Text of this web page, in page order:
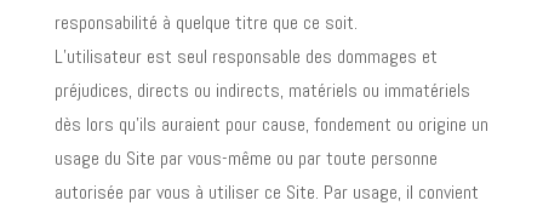
responsabilité à quelque titre que ce soit.
L’utilisateur est seul responsable des dommages et
préjudices, directs ou indirects, matériels ou immatériels
dès lors qu’ils auraient pour cause, fondement ou origine un
usage du Site par vous-même ou par toute personne
autorisée par vous à utiliser ce Site. Par usage, il convient